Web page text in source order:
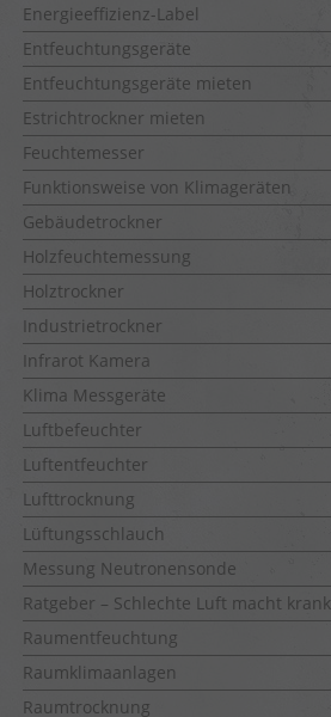
Energieeffizienz-Label
Entfeuchtungsgeräte
Entfeuchtungsgeräte mieten
Estrichtrockner mieten
Feuchtemesser
Funktionsweise von Klimageräten
Gebäudetrockner
Holzfeuchtemessung
Holztrockner
Industrietrockner
Infrarot Kamera
Klima Messgeräte
Luftbefeuchter
Luftentfeuchter
Lufttrocknung
Lüftungsschlauch
Messung Neutronensonde
Ratgeber – Schlechte Luft macht krank
Raumentfeuchtung
Raumklimaanlagen
Raumtrocknung